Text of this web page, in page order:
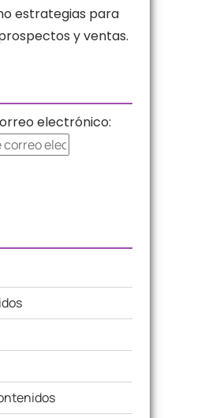
estrategias para
y ventas.
electrónico: